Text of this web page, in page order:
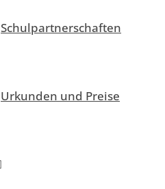
Schulpartnerschaften
Urkunden und Preise